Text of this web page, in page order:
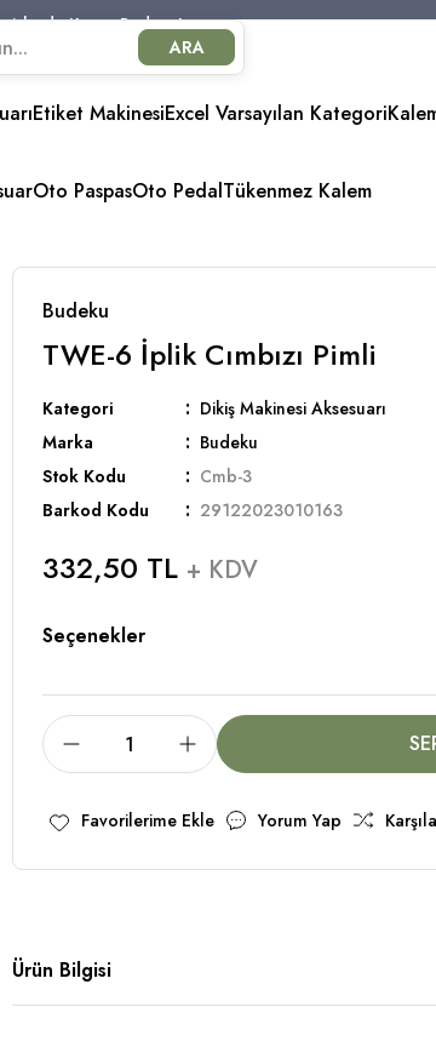
Kargo Bedava!
Kargo Bedava!
Kargo Bedava!
Kargo Bedava!
ARA
Etiket MakinesiExcel Varsayılan Kategori
Oto PaspasOto PedalTükenmez Kalem
Budeku
TWE-6 İplik Cımbızı Pimli
Kategori
Dikiş Makinesi Aksesuarı
Marka
Budeku
Stok Kodu
Cmb-3
Barkod Kodu
29122023010163
332,50 TL + KDV
Seçenekler
Yorum Yap
Ürün Bilgisi